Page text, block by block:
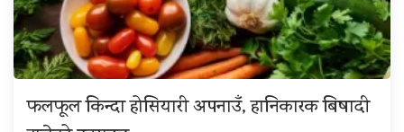
फलफूल किन्दा होसियारी अपनाउँ, हानिकारक बिषादी